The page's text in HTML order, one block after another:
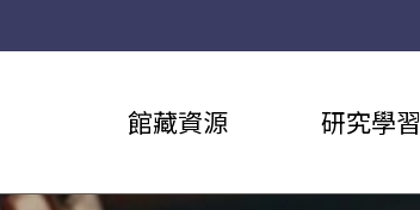
館藏資源 研究學習